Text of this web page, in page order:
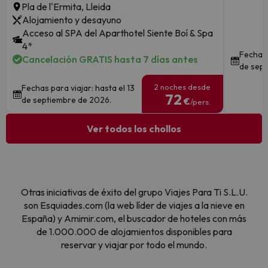
Pla de l'Ermita, Lleida
Alojamiento y desayuno
Acceso al SPA del Aparthotel Siente Boí & Spa
4*
Cancelación GRATIS hasta 7 días antes
Fechas para viajar: hasta el 13
de septiembre de 2026.
2 noches desde
72 €/pers.
de
Ver todos los chollos
Otras iniciativas de éxito del grupo Viajes Para Ti S.L.U.
son Esquiades.com (la web líder de viajes a la nieve en
España) y Amimir.com, el buscador de hoteles con más
de 1.000.000 de alojamientos disponibles para
reservar y viajar por todo el mundo.